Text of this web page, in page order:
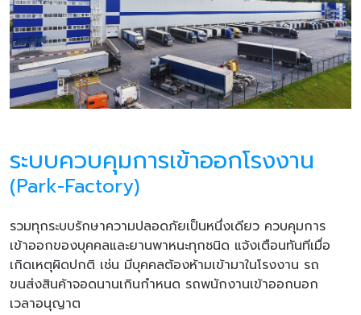
ระบบควบคุมการเข้าออกโรงงาน
(Park-Factory)
รวมทุกระบบรักษาความปลอดภัยเป็นหนึ่งเดียว ควบคุมการ
เข้าออกของบุคคลและยานพาหนะทุกชนิด แจ้งเตือนทันทีเมื่อ
เกิดเหตุผิดปกติ เช่น มีบุคคลต้องห้ามเข้ามาในโรงงาน รถ
ขนส่งสินค้าจอดนานเกินกำหนด รถพนักงานเข้าออกนอก
เวลาอนุญาต